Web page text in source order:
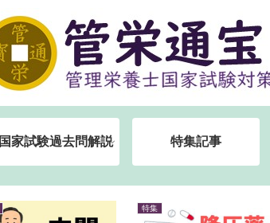
国家試験過去問解説 特集記事
特集